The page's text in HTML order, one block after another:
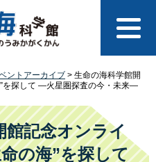
ントアーカイブ > 生命の海科学館開
を探して ―火星圏探査の今・未来―
館記念オンライ
の海”を探して